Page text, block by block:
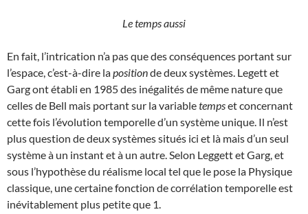
Le temps aussi
En fait, l’intrication n’a pas que des conséquences portant sur
l’espace, c’est-à-dire lapositionde deux systèmes. Legett et
Garg ont établi en 1985 des inégalités de même nature que
celles de Bell mais portant sur la variabletempset concernant
cette fois l’évolution temporelle d’un système unique. Il n’est
plus question de deux systèmes situés ici et là mais d’un seul
système à un instant et à un autre. Selon Leggett et Garg, et
sous l’hypothèse du réalisme local tel que le pose la Physique
classique, une certaine fonction de corrélation temporelle est
inévitablement plus petite que 1.